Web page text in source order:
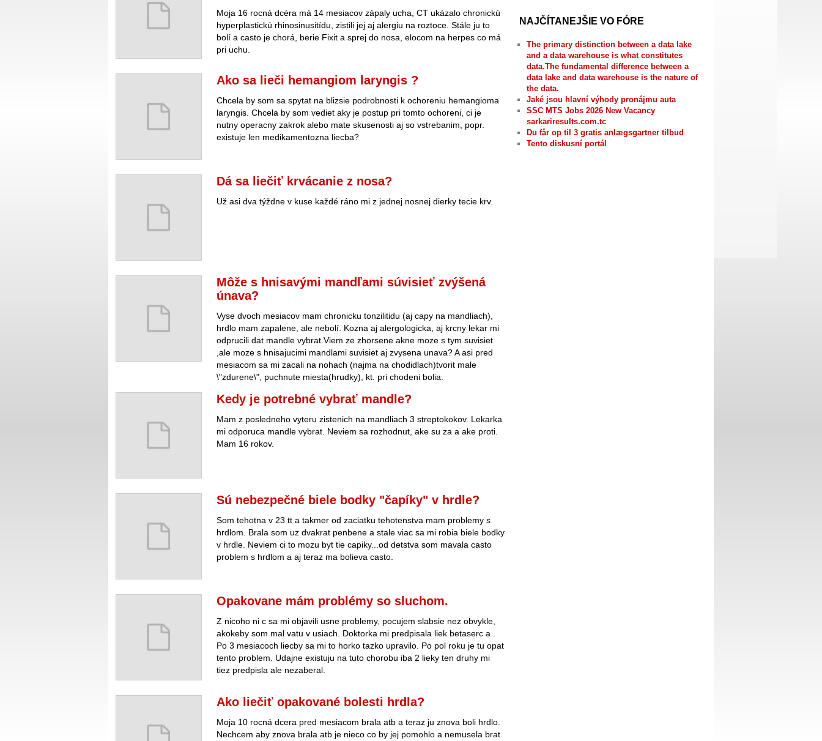
Moja 16 rocná dcéra má 14 mesiacov zápaly ucha, CT ukázalo chronickú
hyperplastickú rhinosinusitídu, zistili jej aj alergiu na roztoce. Stále ju to
bolí a casto je chorá, berie Fixit a sprej do nosa, elocom na herpes co má
pri uchu.
Ako sa lieči hemangiom laryngis ?
Chcela by som sa spytat na blizsie podrobnosti k ochoreniu hemangioma
laryngis. Chcela by som vediet aky je postup pri tomto ochoreni, ci je
nutny operacny zakrok alebo mate skusenosti aj so vstrebanim, popr.
existuje len medikamentozna liecba?
Dá sa liečiť krvácanie z nosa?
Už asi dva týždne v kuse každé ráno mi z jednej nosnej dierky tecie krv.
Môže s hnisavými mandľami súvisieť zvýšená
únava?
Vyse dvoch mesiacov mam chronicku tonzilitidu (aj capy na mandliach),
hrdlo mam zapalene, ale nebolí. Kozna aj alergologicka, aj krcny lekar mi
odprucili dat mandle vybrat.Viem ze zhorsene akne moze s tym suvisiet
,ale moze s hnisajucimi mandlami suvisiet aj zvysena unava? A asi pred
mesiacom sa mi zacali na nohach (najma na chodidlach)tvorit male
\"zdurene\", puchnute miesta(hrudky), kt. pri chodeni bolia.
Kedy je potrebné vybrať mandle?
Mam z posledneho vyteru zistenich na mandliach 3 streptokokov. Lekarka
mi odporuca mandle vybrat. Neviem sa rozhodnut, ake su za a ake proti.
Mam 16 rokov.
Sú nebezpečné biele bodky "čapíky" v hrdle?
Som tehotna v 23 tt a takmer od zaciatku tehotenstva mam problemy s
hrdlom. Brala som uz dvakrat penbene a stale viac sa mi robia biele bodky
v hrdle. Neviem ci to mozu byt tie capiky...od detstva som mavala casto
problem s hrdlom a aj teraz ma bolieva casto.
Opakovane mám problémy so sluchom.
Z nicoho ni c sa mi objavili usne problemy, pocujem slabsie nez obvykle,
akokeby som mal vatu v usiach. Doktorka mi predpisala liek betaserc a .
Po 3 mesiacoch liecby sa mi to horko tazko upravilo. Po pol roku je tu opat
tento problem. Udajne existuju na tuto chorobu iba 2 lieky ten druhy mi
tiez predpisla ale nezaberal.
Ako liečiť opakované bolesti hrdla?
Moja 10 rocná dcera pred mesiacom brala atb a teraz ju znova boli hrdlo.
Nechcem aby znova brala atb je nieco co by jej pomohlo a nemusela brat
NAJČÍTANEJŠIE VO FÓRE
The primary distinction between a data lake
and a data warehouse is what constitutes
data.The fundamental difference between a
data lake and data warehouse is the nature of
the data.
Jaké jsou hlavní výhody pronájmu auta
SSC MTS Jobs 2026 New Vacancy
sarkariresults.com.tc
Du får op til 3 gratis anlægsgartner tilbud
Tento diskusní portál